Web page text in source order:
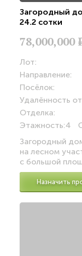
Загородный
24.2 сотки
78,000,000
Лот:
Направление:
Посёлок:
Удалённость
Отделка:
Этажность:4
Загородный
на лесном
с большой
Назначить